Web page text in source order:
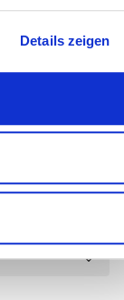
Details zeigen